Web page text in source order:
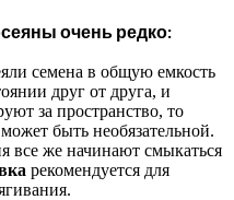
очень редко:
семена в общую емкость
друг от друга, и
за пространство, то
может быть необязательной.
все же начинают смыкаться
рекомендуется для